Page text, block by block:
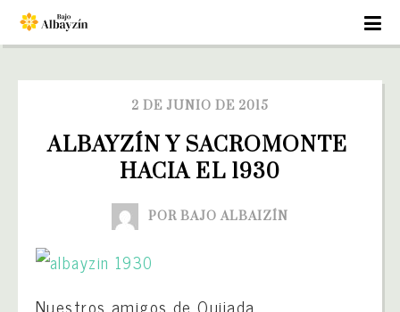
2 DE JUNIO DE 2015
ALBAYZÍN Y SACROMONTE
HACIA EL 1930
POR BAJO ALBAIZÍN
Nuestros amigos de Quijada